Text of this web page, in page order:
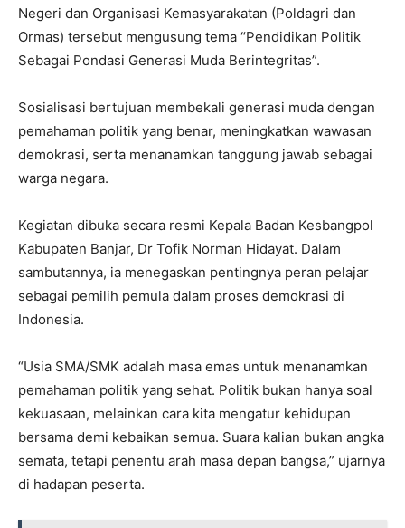
Negeri dan Organisasi Kemasyarakatan (Poldagri dan
Ormas) tersebut mengusung tema “Pendidikan Politik
Sebagai Pondasi Generasi Muda Berintegritas”.
Sosialisasi bertujuan membekali generasi muda dengan
pemahaman politik yang benar, meningkatkan wawasan
demokrasi, serta menanamkan tanggung jawab sebagai
warga negara.
Kegiatan dibuka secara resmi Kepala Badan Kesbangpol
Kabupaten Banjar, Dr Tofik Norman Hidayat. Dalam
sambutannya, ia menegaskan pentingnya peran pelajar
sebagai pemilih pemula dalam proses demokrasi di
Indonesia.
“Usia SMA/SMK adalah masa emas untuk menanamkan
pemahaman politik yang sehat. Politik bukan hanya soal
kekuasaan, melainkan cara kita mengatur kehidupan
bersama demi kebaikan semua. Suara kalian bukan angka
semata, tetapi penentu arah masa depan bangsa,” ujarnya
di hadapan peserta.